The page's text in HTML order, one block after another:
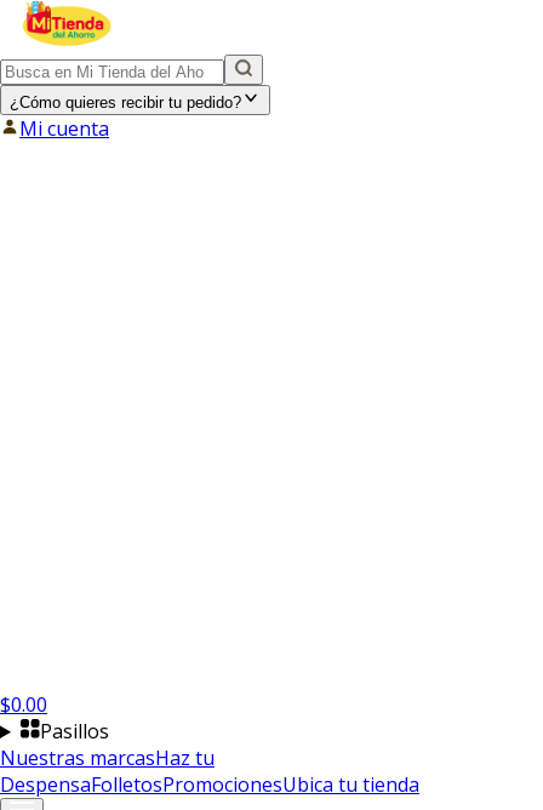
¿Cómo quieres recibir tu pedido?
Mi cuenta
$0.00
Pasillos
Nuestras marcasHaz tu
DespensaFolletosPromocionesUbica tu tienda